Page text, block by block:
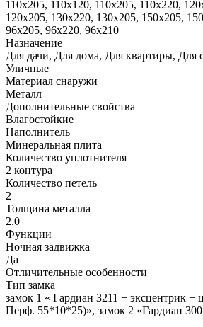
110x205, 110х120, 110х205, 110х220,
120х205, 130x220, 130х205, 150х205,
96x205, 96x220, 96х210
Назначение
Для дачи, Для дома, Для квартиры, Для
Уличные
Материал снаружи
Металл
Дополнительные свойства
Влагостойкие
Наполнитель
Минеральная плита
Количество уплотнителя
2 контура
Количество петель
2
Толщина металла
2.0
Функции
Ночная задвижка
Да
Отличительные особенности
Тип замка
замок 1 « Гардиан 3211 + эксцентрик
Перф. 55*10*25)», замок 2 «Гардиан